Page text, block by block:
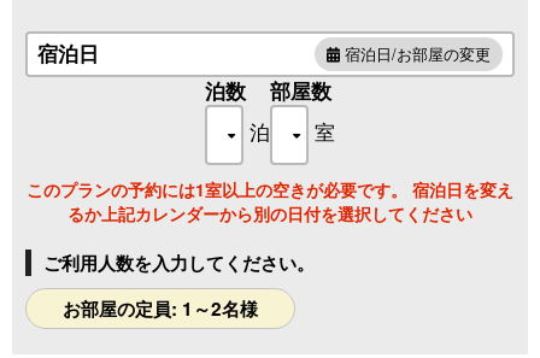
【 ご確認ください 】
・当館にはエレベーターの設置はございません。
お部屋は2階・3階にあり、移動は階段をご利用い
【冬期 露天風呂閉鎖のご案内】
・閉鎖期間：例年11月中旬～4月中旬
積雪のため、冬期は露天風呂を閉鎖させていただきま
す。
何卒ご了承くださいませ。
なお、姉妹館の露天風呂は「湯めぐり」としてご利用
宿泊日 宿泊日/お部屋の変更
泊数
泊
部屋数
室
このプランの予約には1室以上の空きが必要です。 宿泊日を変え
るか上記カレンダーから別の日付を選択してください
ご利用人数を入力してください。
お部屋の定員: 1～2名様